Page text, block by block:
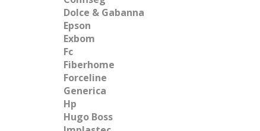
Dolce & Gabanna
Epson
Exbom
Fc
Fiberhome
Forceline
Generica
Hp
Hugo Boss